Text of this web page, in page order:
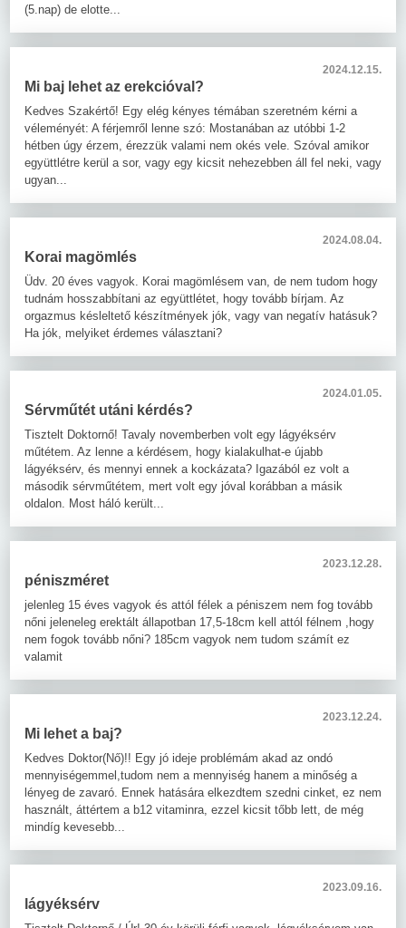
(5.nap) de elotte...
2024.12.15.
Mi baj lehet az erekcióval?
Kedves Szakértő! Egy elég kényes témában szeretném kérni a
véleményét: A férjemről lenne szó: Mostanában az utóbbi 1-2
hétben úgy érzem, érezzük valami nem okés vele. Szóval amikor
együttlétre kerül a sor, vagy egy kicsit nehezebben áll fel neki, vagy
ugyan...
2024.08.04.
Korai magömlés
Üdv. 20 éves vagyok. Korai magömlésem van, de nem tudom hogy
tudnám hosszabbítani az együttlétet, hogy tovább bírjam. Az
orgazmus késleltető készítmények jók, vagy van negatív hatásuk?
Ha jók, melyiket érdemes választani?
2024.01.05.
Sérvműtét utáni kérdés?
Tisztelt Doktornő! Tavaly novemberben volt egy lágyéksérv
műtétem. Az lenne a kérdésem, hogy kialakulhat-e újabb
lágyéksérv, és mennyi ennek a kockázata? Igazából ez volt a
második sérvműtétem, mert volt egy jóval korábban a másik
oldalon. Most háló került...
2023.12.28.
péniszméret
jelenleg 15 éves vagyok és attól félek a péniszem nem fog tovább
nőni jeleneleg erektált állapotban 17,5-18cm kell attól félnem ,hogy
nem fogok tovább nőni? 185cm vagyok nem tudom számít ez
valamit
2023.12.24.
Mi lehet a baj?
Kedves Doktor(Nő)!! Egy jó ideje problémám akad az ondó
mennyiségemmel,tudom nem a mennyiség hanem a minőség a
lényeg de zavaró. Ennek hatására elkezdtem szedni cinket, ez nem
használt, áttértem a b12 vitaminra, ezzel kicsit tőbb lett, de még
mindíg kevesebb...
2023.09.16.
lágyéksérv